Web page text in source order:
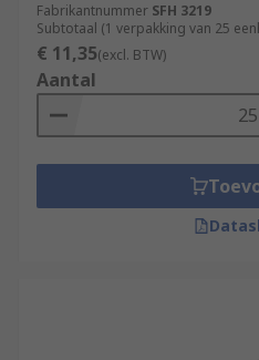
Fabrikantnummer SFH 3219
Subtotaal (1 verpakking van 25
€ 11,35(excl. BTW)
Aantal